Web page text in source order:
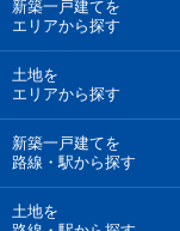
新築一戸建てを
エリアから探す
土地を
エリアから探す
新築一戸建てを
路線・駅から探す
土地を